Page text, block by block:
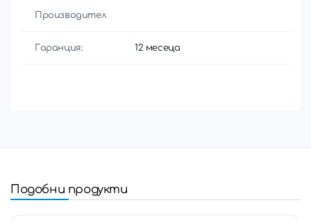
Производител
Гаранция: 12 месеца
Подобни продукти